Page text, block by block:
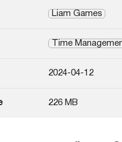
Liam Games
Time
2024-04-12
226 MB